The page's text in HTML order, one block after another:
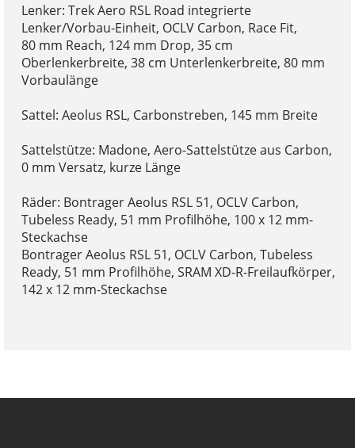
Lenker: Trek Aero RSL Road integrierte
Lenker/Vorbau-Einheit, OCLV Carbon, Race Fit,
80 mm Reach, 124 mm Drop, 35 cm
Oberlenkerbreite, 38 cm Unterlenkerbreite, 80 mm
Vorbaulänge
Sattel: Aeolus RSL, Carbonstreben, 145 mm Breite
Sattelstütze: Madone, Aero-Sattelstütze aus Carbon,
0 mm Versatz, kurze Länge
Räder: Bontrager Aeolus RSL 51, OCLV Carbon,
Tubeless Ready, 51 mm Profilhöhe, 100 x 12 mm-
Steckachse
Bontrager Aeolus RSL 51, OCLV Carbon, Tubeless
Ready, 51 mm Profilhöhe, SRAM XD-R-Freilaufkörper,
142 x 12 mm-Steckachse